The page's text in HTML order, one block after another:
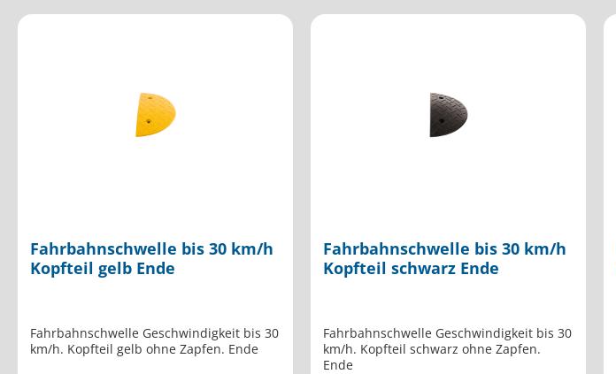
Fahrbahnschwelle bis 30 km/h
Kopfteil gelb Ende
Fahrbahnschwelle Geschwindigkeit bis 30
km/h. Kopfteil gelb ohne Zapfen. Ende
Fahrbahnschwelle bis 30 km/h
Kopfteil schwarz Ende
Fahrbahnschwelle Geschwindigkeit bis 30
km/h. Kopfteil schwarz ohne Zapfen.
Ende